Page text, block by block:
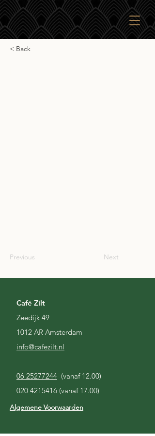
< Back
Previous Next
Café Zilt
Zeedijk 49
1012 AR Amsterdam
info@cafezilt.nl
06 25277244 (vanaf 12.00)
020 4215416 (vanaf 17.00)
Algemene Voorwaarden